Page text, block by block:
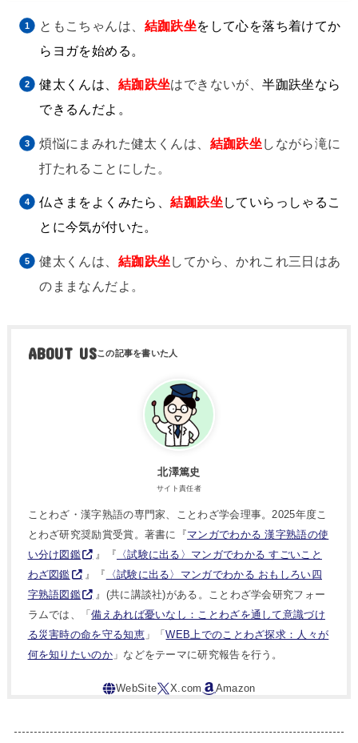
ともこちゃんは、 結跏趺坐をして心を落ち着けてか
らヨガを始める。
健太くんは、 結跏趺坐はできないが、半跏趺坐なら
できるんだよ。
煩悩にまみれた健太くんは、 結跏趺坐しながら滝に
打たれることにした。
仏さまをよくみたら、結跏趺坐していらっしゃるこ
とに今気が付いた。
健太くんは、 結跏趺坐してから、かれこれ三日はあ
のままなんだよ。
ABOUT US
北澤篤史
サイト責任者
ことわざ・漢字熟語の専門家、ことわざ学会理事。2025年度こ
とわざ研究奨励賞受賞。著書に『マンガでわかる 漢字熟語の使
い分け図鑑
』『 〈試験に出る〉マンガでわかる すごいこと
わざ図鑑
』『
〈試験に出る〉マンガでわかる おもしろい四
字熟語図鑑
』(共に講談社)がある。ことわざ学会研究フォー
ラムでは、「備えあれば憂いなし：ことわざを通して意識づけ
る災害時の命を守る知恵」「WEB上でのことわざ探求：人々が
何を知りたいのか」などをテーマに研究報告を行う。